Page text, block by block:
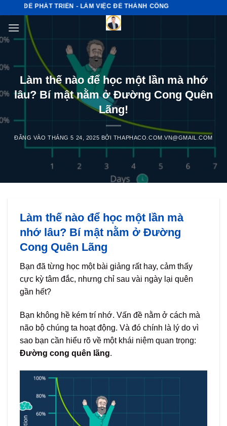
nội
dung
ĐỂ PHÁT TRIỂN - LÀM VIỆC ĐỂ THÀNH CÔNG
Làm thế nào để học một lần mà nhớ
lâu? Bí mật nằm ở Đường Cong Quên
Lãng!
ĐĂNG VÀOTHÁNG 5 24, 2025 BỞI THAPHACO.COM.VN@GMAIL.COM
Làm thế nào để học một lần mà
nhớ lâu? Bí mật nằm ở Đường
Cong Quên Lãng
Bạn đã từng học một bài giảng rất hay, cảm thấy
cực kỳ tâm đắc, nhưng chỉ sau vài ngày lại quên
gần hết?
Bạn không hề kém trí nhớ. Vấn đề nằm ở cách mà
não bộ chúng ta hoạt động. Và đó chính là lý do vì
sao bạn cần hiểu rõ về một khái niệm quan trọng:
Đường cong quên lãng.